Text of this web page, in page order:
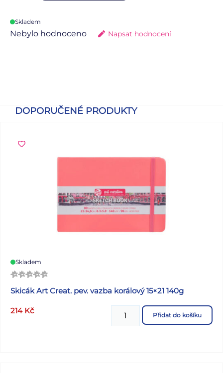
Skladem
Nebylo hodnoceno Napsat hodnocení
DOPORUČENÉ PRODUKTY
Skladem
Skicák Art Creat. pev. vazba korálový 15×21 140g
214 Kč Přidat do košíku